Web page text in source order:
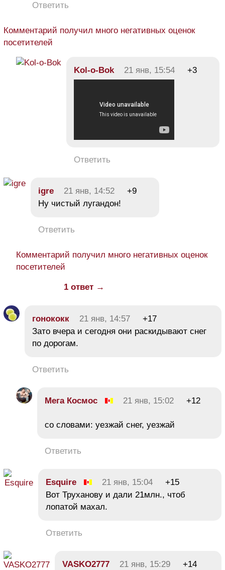
Ответить
Комментарий получил много негативных оценок
посетителей
Kol-o-Bok 21 янв, 15:54 +3
Ответить
igre 21 янв, 14:52
+9
Ну чистый лугандон!
Ответить
Комментарий получил много негативных оценок
посетителей
1 ответ →
гонококк 21 янв, 14:57
+17
Зато вчера и сегодня они раскидывают снег
по дорогам.
Ответить
Мега Космос 21 янв, 15:02 +12
со словами: уезжай снег, уезжай
Ответить
Esquire 21 янв, 15:04
+15
Вот Труханову и дали 21млн., чтоб
лопатой махал.
Ответить
VASKO2777 21 янв, 15:29
+14